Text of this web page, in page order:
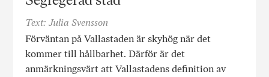
Text: Julia Svensson
Förväntan på Vallastaden är skyhög när det
kommer till hållbarhet. Därför är det
anmärkningsvärt att Vallastadens definition av